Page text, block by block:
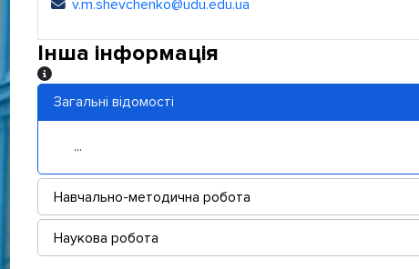
Електронна адреса:
v.m.shevchenko@udu.edu.ua
Інша інформація
Інша інформація
Загальні відомості
...
Навчально-методична робота
Наукова робота